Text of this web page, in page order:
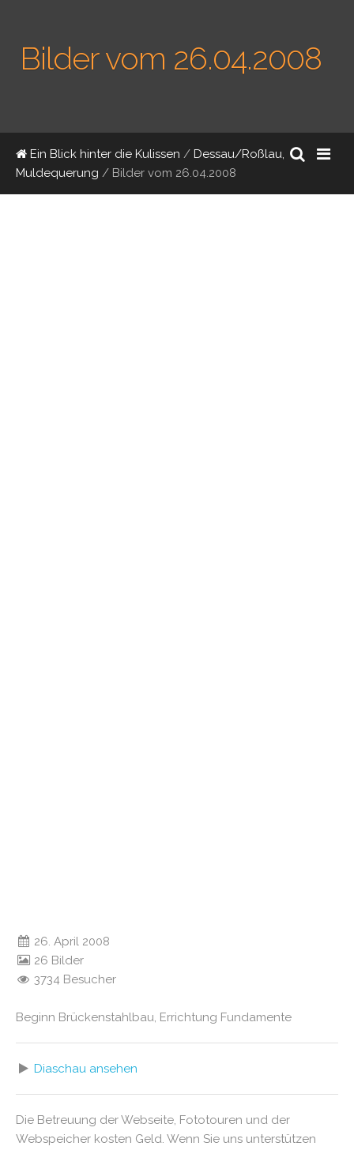
Bilder vom 26.04.2008
Ein Blick hinter die Kulissen / Dessau/Roßlau,
Muldequerung / Bilder vom 26.04.2008
26. April 2008
26 Bilder
3734 Besucher
Beginn Brückenstahlbau, Errichtung Fundamente
Diaschau ansehen
Die Betreuung der Webseite, Fototouren und der
Webspeicher kosten Geld. Wenn Sie uns unterstützen